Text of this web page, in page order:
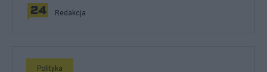
Redakcja
Polityka